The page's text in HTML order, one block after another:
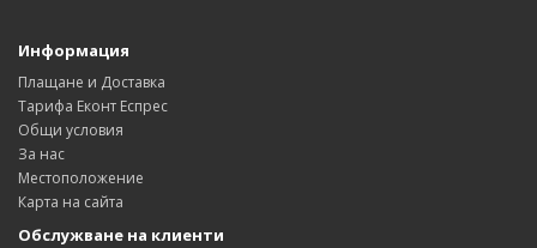
Информация
Плащане и Доставка
Тарифа Еконт Еспрес
Общи условия
За нас
Местоположение
Карта на сайта
Обслужване на клиенти